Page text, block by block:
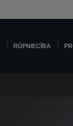
RŪPNIECĪBA